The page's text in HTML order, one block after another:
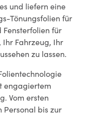
und liefern eine
Tönungsfolien für
Fensterfolien für
Fahrzeug, Ihr
zu lassen.
engagiertem
Vom ersten
Personal bis zur